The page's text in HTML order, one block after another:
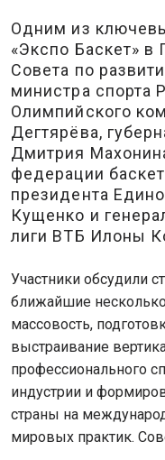
Одним из
«Экспо Баскет» в
Совета по
министра спорта
Олимпийского
Дегтярёва,
Дмитрия
федерации
президента
Кущенко и
лиги ВТБ Илоны
Участники обсудили
ближайшие
массовость,
выстраивание
профессионального
индустрии и
страны на
мировых практик.